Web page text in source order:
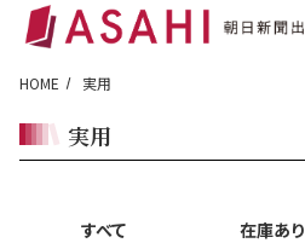
HOME 実用
実用
すべて 在庫あり